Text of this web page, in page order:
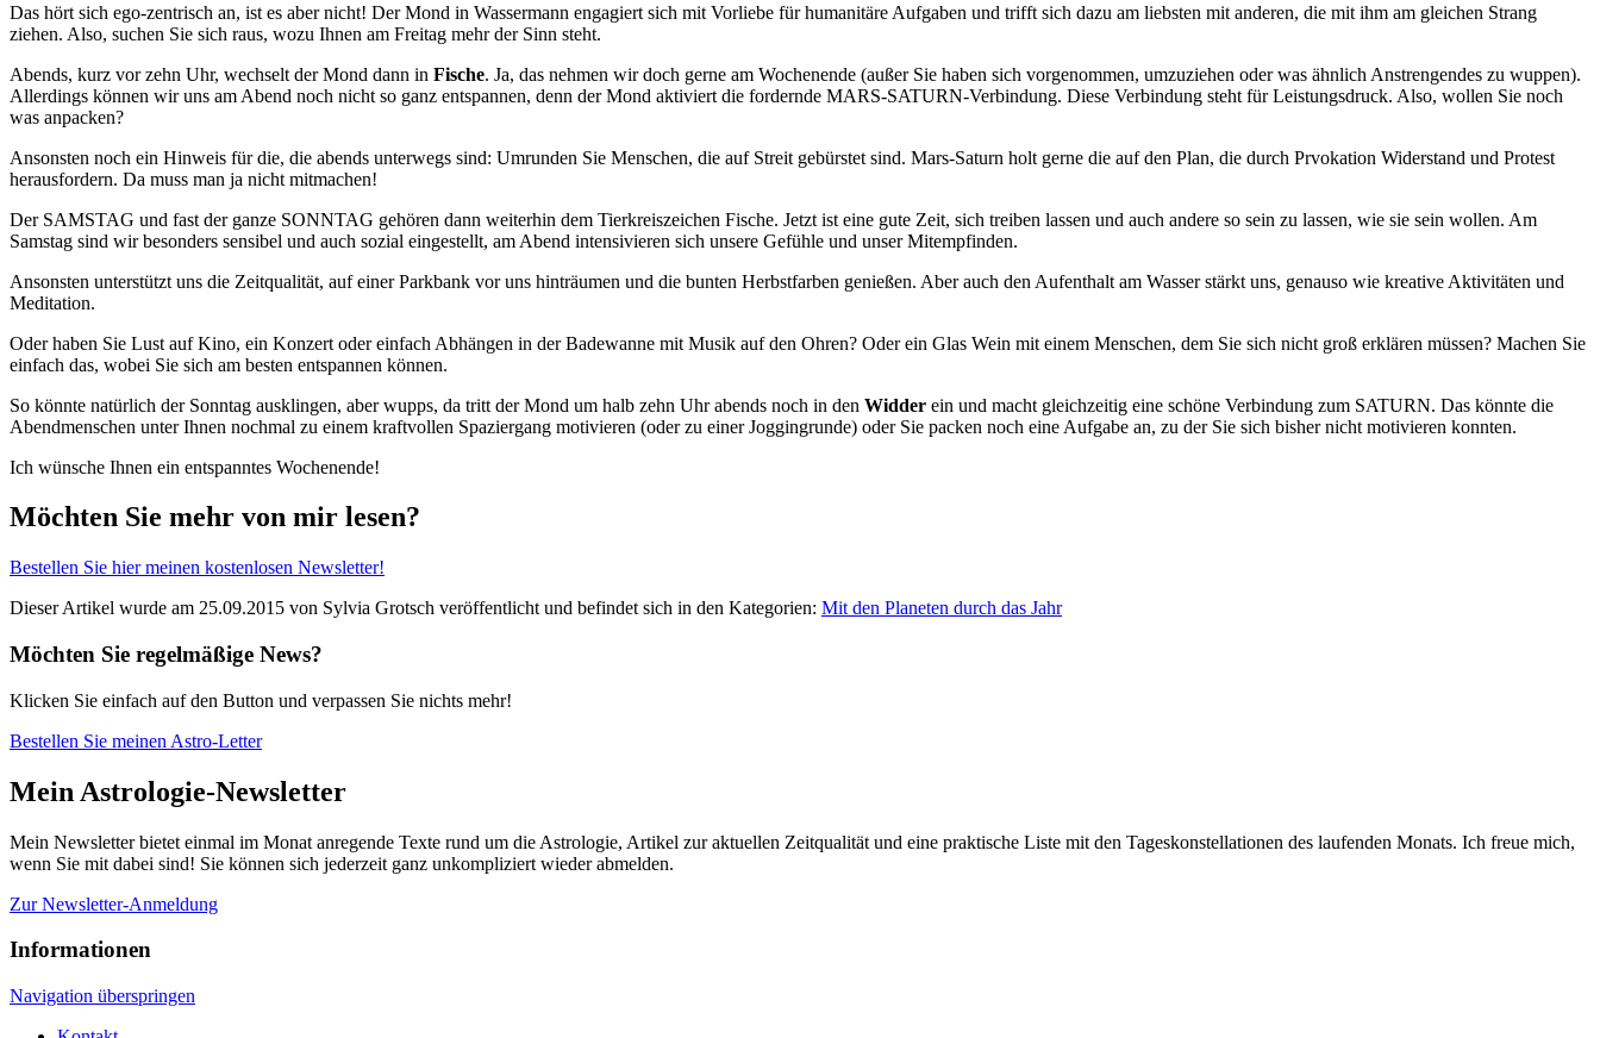
Das hört sich ego-zentrisch an, ist es aber nicht! Der Mond in Wassermann engagiert sich mit Vorliebe für humanitäre Aufgaben und trifft sich dazu am liebsten mit anderen, die mit ihm am gleichen Strang
ziehen. Also, suchen Sie sich raus, wozu Ihnen am Freitag mehr der Sinn steht.
Abends, kurz vor zehn Uhr, wechselt der Mond dann in Fische. Ja, das nehmen wir doch gerne am Wochenende (außer Sie haben sich vorgenommen, umzuziehen oder was ähnlich Anstrengendes zu wuppen).
Allerdings können wir uns am Abend noch nicht so ganz entspannen, denn der Mond aktiviert die fordernde MARS-SATURN-Verbindung. Diese Verbindung steht für Leistungsdruck. Also, wollen Sie noch
was anpacken?
Ansonsten noch ein Hinweis für die, die abends unterwegs sind: Umrunden Sie Menschen, die auf Streit gebürstet sind. Mars-Saturn holt gerne die auf den Plan, die durch Prvokation Widerstand und Protest
herausfordern. Da muss man ja nicht mitmachen!
Der SAMSTAG und fast der ganze SONNTAG gehören dann weiterhin dem Tierkreiszeichen Fische. Jetzt ist eine gute Zeit, sich treiben lassen und auch andere so sein zu lassen, wie sie sein wollen. Am
Samstag sind wir besonders sensibel und auch sozial eingestellt, am Abend intensivieren sich unsere Gefühle und unser Mitempfinden.
Ansonsten unterstützt uns die Zeitqualität, auf einer Parkbank vor uns hinträumen und die bunten Herbstfarben genießen. Aber auch den Aufenthalt am Wasser stärkt uns, genauso wie kreative Aktivitäten und
Meditation.
Oder haben Sie Lust auf Kino, ein Konzert oder einfach Abhängen in der Badewanne mit Musik auf den Ohren? Oder ein Glas Wein mit einem Menschen, dem Sie sich nicht groß erklären müssen? Machen Sie
einfach das, wobei Sie sich am besten entspannen können.
So könnte natürlich der Sonntag ausklingen, aber wupps, da tritt der Mond um halb zehn Uhr abends noch in den Widder ein und macht gleichzeitig eine schöne Verbindung zum SATURN. Das könnte die
Abendmenschen unter Ihnen nochmal zu einem kraftvollen Spaziergang motivieren (oder zu einer Joggingrunde) oder Sie packen noch eine Aufgabe an, zu der Sie sich bisher nicht motivieren konnten.
Ich wünsche Ihnen ein entspanntes Wochenende!
Möchten Sie mehr von mir lesen?
Bestellen Sie hier meinen kostenlosen Newsletter!
Dieser Artikel wurde am 25.09.2015 von Sylvia Grotsch veröffentlicht und befindet sich in den Kategorien: Mit den Planeten durch das Jahr
Möchten Sie regelmäßige News?
Klicken Sie einfach auf den Button und verpassen Sie nichts mehr!
Bestellen Sie meinen Astro-Letter
Mein Astrologie-Newsletter
Mein Newsletter bietet einmal im Monat anregende Texte rund um die Astrologie, Artikel zur aktuellen Zeitqualität und eine praktische Liste mit den Tageskonstellationen des laufenden Monats. Ich freue mich,
wenn Sie mit dabei sind! Sie können sich jederzeit ganz unkompliziert wieder abmelden.
Zur Newsletter-Anmeldung
Informationen
Navigation überspringen